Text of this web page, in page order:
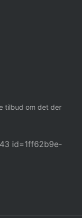
tilbud om det der
id=1ff62b9e-